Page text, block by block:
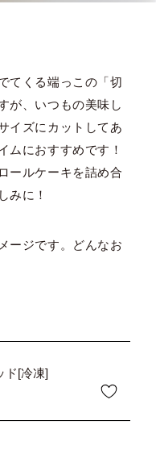
てくる端っこの「切
が、いつもの美味し
イズにカットしてあ
ムにおすすめです！
ールケーキを詰め合
みに！
ージです。どんなお
ド[冷凍]